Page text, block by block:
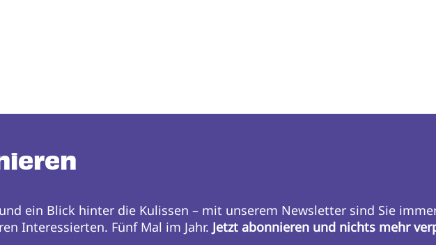
ein Blick hinter die Kulissen – mit unserem Newsletter sind Sie
Interessierten. Fünf Mal im Jahr. Jetzt abonnieren und nichts mehr